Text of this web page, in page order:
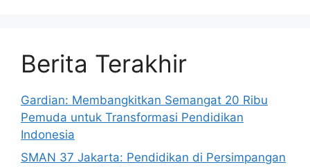
Berita Terakhir
Gardian: Membangkitkan Semangat 20 Ribu
Pemuda untuk Transformasi Pendidikan
Indonesia
SMAN 37 Jakarta: Pendidikan di Persimpangan